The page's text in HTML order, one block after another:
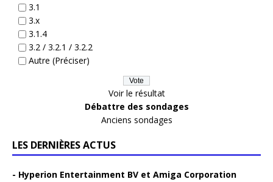
3.1
3.x
3.1.4
3.2 / 3.2.1 / 3.2.2
Autre (Préciser)
Voir le résultat
Débattre des sondages
Anciens sondages
LES DERNIÈRES ACTUS
Hyperion Entertainment BV et Amiga Corporation